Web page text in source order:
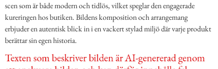
scen som är både modern och tidlös, vilket speglar den engagerade
kureringen hos butiken. Bildens komposition och arrangemang
erbjuder en autentisk blick in i en vackert stylad miljö där varje produkt
berättar sin egen historia.